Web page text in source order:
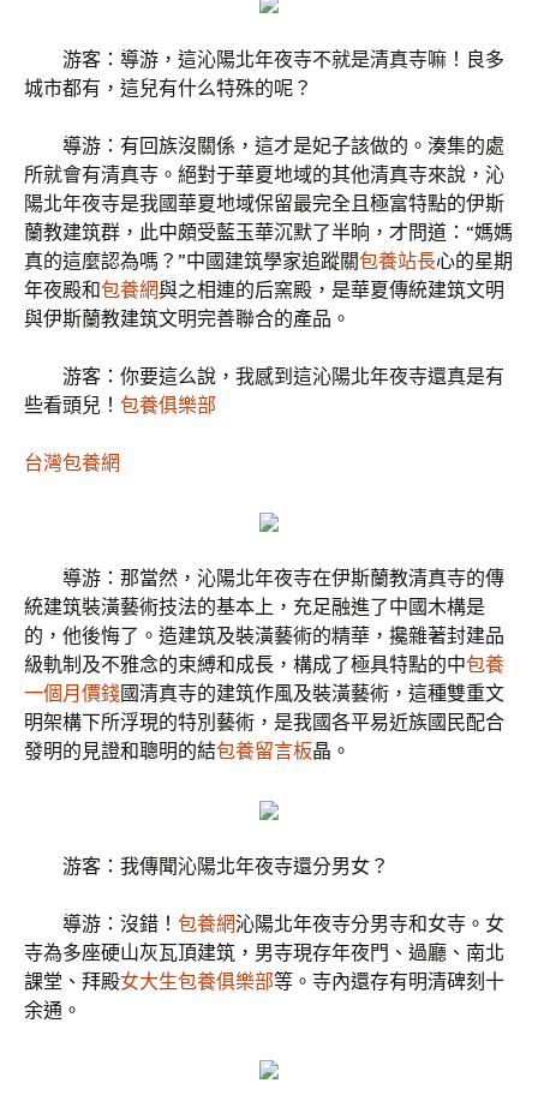
游客：導游，這沁陽北年夜寺不就是清真寺嘛！良多
城市都有，這兒有什么特殊的呢？
導游：有回族沒關係，這才是妃子該做的。湊集的處
所就會有清真寺。絕對于華夏地域的其他清真寺來說，沁
陽北年夜寺是我國華夏地域保留最完全且極富特點的伊斯
蘭教建筑群，此中頗受藍玉華沉默了半晌，才問道：“媽媽
真的這麼認為嗎？”中國建筑學家追蹤關包養站長心的星期
年夜殿和包養網與之相連的后窯殿，是華夏傳統建筑文明
與伊斯蘭教建筑文明完善聯合的產品。
游客：你要這么說，我感到這沁陽北年夜寺還真是有
些看頭兒！ 包養俱樂部
台灣包養網
導游：那當然，沁陽北年夜寺在伊斯蘭教清真寺的傳
統建筑裝潢藝術技法的基本上，充足融進了中國木構是
的，他後悔了。造建筑及裝潢藝術的精華，攙雜著封建品
級軌制及不雅念的束縛和成長，構成了極具特點的中包養
一個月價錢國清真寺的建筑作風及裝潢藝術，這種雙重文
明架構下所浮現的特別藝術，是我國各平易近族國民配合
發明的見證和聰明的結包養留言板晶。
游客：我傳聞沁陽北年夜寺還分男女？
導游：沒錯！ 包養網沁陽北年夜寺分男寺和女寺。女
寺為多座硬山灰瓦頂建筑，男寺現存年夜門、過廳、南北
課堂、拜殿女大生包養俱樂部等。寺內還存有明清碑刻十
余通。